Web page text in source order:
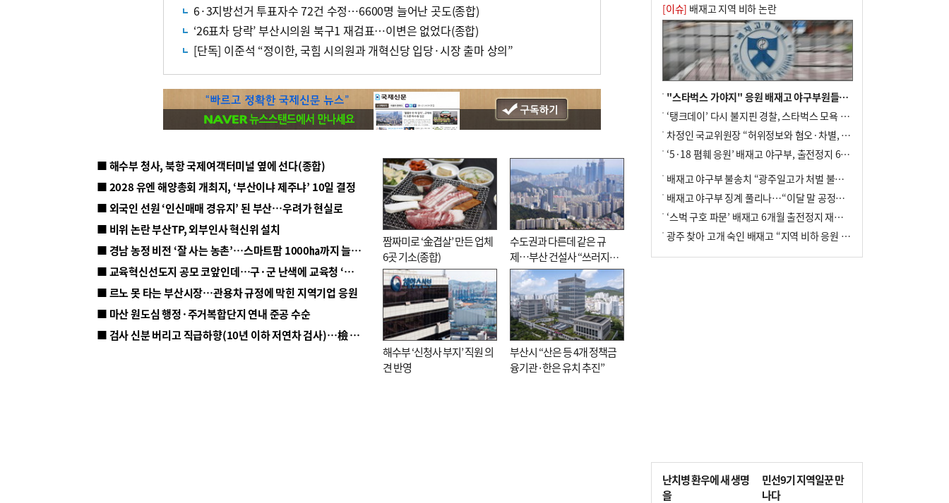
6·3지방선거 투표자수 72건 수정…6600명 늘어난 곳도(종합)
‘26표차 당락’ 부산시의원 북구1 재검표…이변은 없었다(종합)
[단독] 이준석 “정이한, 국힘 시의원과 개혁신당 입당·시장 출마 상의”
■ 해수부 청사, 북항 국제여객터미널 옆에 선다(종합)
■ 2028 유엔 해양총회 개최지, ‘부산이냐 제주냐’ 10일 결정
■ 외국인 선원 ‘인신매매 경유지’ 된 부산…우려가 현실로
■ 비위 논란 부산TP, 외부인사 혁신위 설치
■ 경남 농정 비전 ‘잘 사는 농촌’…스마트팜 1000㏊까지 늘린다
■ 교육혁신선도지 공모 코앞인데…구·군 난색에 교육청 ‘쩔쩔’
■ 르노 못 타는 부산시장…관용차 규정에 막힌 지역기업 응원
■ 마산 원도심 행정·주거복합단지 연내 준공 수순
■ 검사 신분 버리고 직급하향(10년 이하 저연차 검사)…檢 중수청행 기피
짬짜미로 ‘金겹살’ 만든 업체
6곳 기소(종합)
수도권과 다른데 같은 규
제…부산 건설사 “쓰러지기
직전”
해수부 ‘신청사 부지’ 직원 의
견 반영
부산시 “산은 등 4개 정책금
융기관·한은 유치 추진”
[이슈] 배재고 지역 비하 논란
"스타벅스 가야지" 응원 배재고 야구부원들, 학교서 징계 처분
‘탱크데이’ 다시 불지핀 경찰, 스타벅스 모욕 혐의 압수수색
차정인 국교위원장 “허위정보와 혐오·차별, 학교 교실까지 유입"
‘5·18 폄훼 응원’ 배재고 야구부, 출전정지 6개월→1개월 감경
배재고 야구부 불송치 “광주일고가 처벌 불원 의사 표해”
배재고 야구부 징계 풀리나…“이달 말 공정위서 재심의”
‘스벅 구호 파문’ 배재고 6개월 출전정지 재심 신청키로
광주 찾아 고개 숙인 배재고 “지역 비하 응원 잘못”(종합)
난치병 환우에 새 생명
을
민선9기 지역일꾼 만
나다